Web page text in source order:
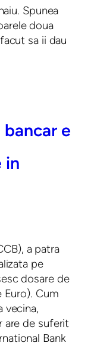
Spunea
doua
sa ii dau
e
in
a patra
pe
dosare de
Euro). Cum
vecina,
are de suferit
Bank